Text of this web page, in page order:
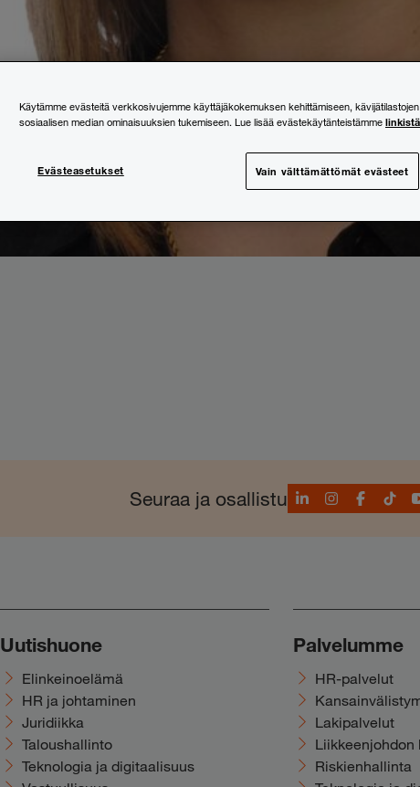
Seuraa ja osallistuLinkedInInstagram
Uutishuone
Elinkeinoelämä
HR ja johtaminen
Juridiikka
Taloushallinto
Teknologia ja digitaalisuus
Palvelumme
HR-palvelut
Lakipalvelut
Liikkeenjohdon
Riskienhallinta
Käytämme evästeitä verkkosivujemme käyttäjäkokemuksen kehittämiseen,
sosiaalisen median ominaisuuksien tukemiseen. Lue lisää evästekäytänteistämme
Evästeasetukset Vain välttämättömät evästeet